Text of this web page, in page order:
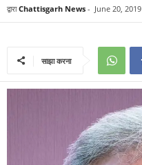
द्वारा Chattisgarh News - June 20, 2019
साझा करना